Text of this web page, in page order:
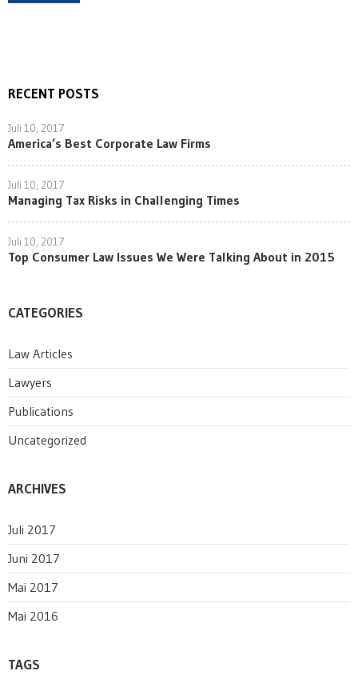
RECENT POSTS
Juli 10, 2017
America’s Best Corporate Law Firms
Juli 10, 2017
Managing Tax Risks in Challenging Times
Juli 10, 2017
Top Consumer Law Issues We Were Talking About in 2015
CATEGORIES
Law Articles
Lawyers
Publications
Uncategorized
ARCHIVES
Juli 2017
Juni 2017
Mai 2017
Mai 2016
TAGS